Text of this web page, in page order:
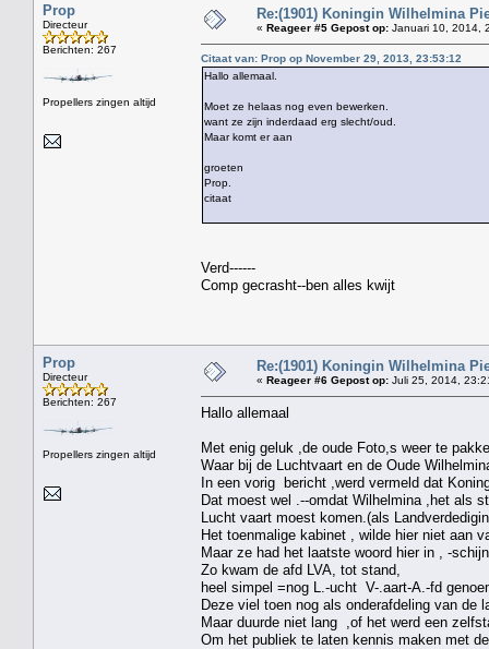
Prop
Directeur
Berichten: 267
Propellers zingen altijd
Re:(1901) Koningin Wilhelmina
« Reageer #5 Gepost op: Januari 10, 2014,
Citaat van: Prop op November 29, 2013, 23:53:12
Hallo allemaal.
Moet ze helaas nog even bewerken.
want ze zijn inderdaad erg slecht/oud.
Maar komt er aan
groeten
Prop.
citaat
Verd------
Comp gecrasht--ben alles kwijt
Prop
Directeur
Berichten: 267
Propellers zingen altijd
Re:(1901) Koningin Wilhelmina
« Reageer #6 Gepost op: Juli 25, 2014,
Hallo allemaal
Met enig geluk ,de oude Foto,s weer te
Waar bij de Luchtvaart en de Oude
In een vorig bericht ,werd vermeld dat
Dat moest wel .--omdat Wilhelmina ,het als
Lucht vaart moest komen.(als
Het toenmalige kabinet , wilde hier niet aan
Maar ze had het laatste woord hier in , -
Zo kwam de afd LVA, tot stand,
heel simpel =nog L.-ucht V-.aart-A.-fd
Deze viel toen nog als onderafdeling van de
Maar duurde niet lang ,of het werd een
Om het publiek te laten kennis maken met